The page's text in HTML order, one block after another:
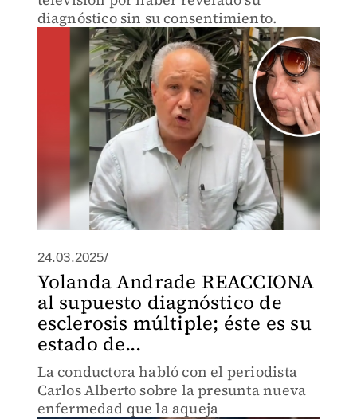
diagnóstico sin su consentimiento.
24.03.2025/
Yolanda Andrade REACCIONA
al supuesto diagnóstico de
esclerosis múltiple; éste es su
estado de...
La conductora habló con el periodista
Carlos Alberto sobre la presunta nueva
enfermedad que la aqueja